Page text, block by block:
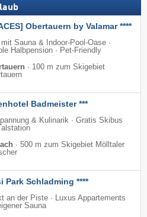
Obertauern by Valamar ****
Sauna & Indoor-Pool-Oase ·
Halbpension · Pet-Friendly
· 100 m zum Skigebiet
Badmeister ***
& Kulinarik · Gratis Skibus
· 500 m zum Skigebiet Mölltaler
Park Schladming ****
an der Piste · Luxus Appartements
Sauna